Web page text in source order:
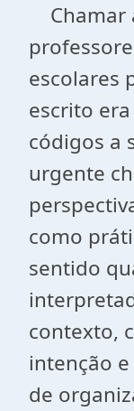
Chamar
escolares
escrito
códigos a
urgente
como
sentido
contexto,
intenção
de